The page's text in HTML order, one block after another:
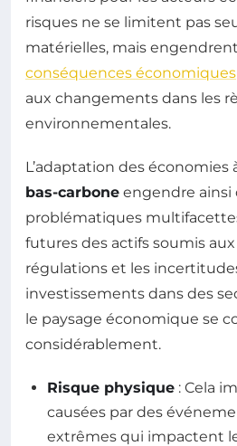
risques ne se limitent pas
matérielles, mais
conséquences économiques
aux changements dans les
environnementales.
L’adaptation des économies
bas-carbone engendre ainsi
problématiques
futures des actifs soumis
régulations et les
investissements dans des
le paysage économique se
considérablement.
Risque physique : Cela
causées par des
extrêmes qui impactent